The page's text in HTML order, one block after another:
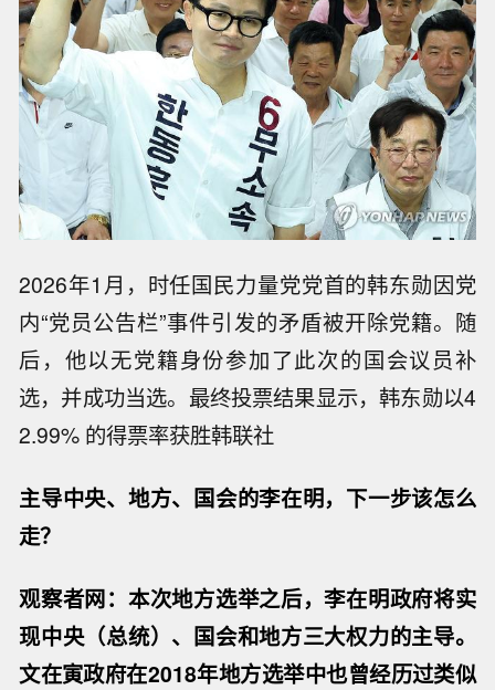
2026年1月，时任国民力量党党首的韩东勋因党
内“党员公告栏”事件引发的矛盾被开除党籍。随
后，他以无党籍身份参加了此次的国会议员补
选，并成功当选。最终投票结果显示，韩东勋以4
2.99% 的得票率获胜韩联社
主导中央、地方、国会的李在明，下一步该怎么
走？
观察者网：本次地方选举之后，李在明政府将实
现中央（总统）、国会和地方三大权力的主导。
文在寅政府在2018年地方选举中也曾经历过类似